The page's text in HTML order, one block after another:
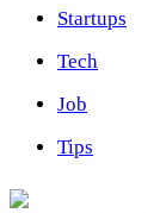
Startups
Tech
Job
Tips